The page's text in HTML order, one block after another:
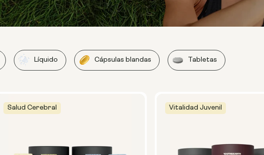
Líquido Cápsulas blandas Tabletas
Salud Cerebral Vitalidad Juvenil